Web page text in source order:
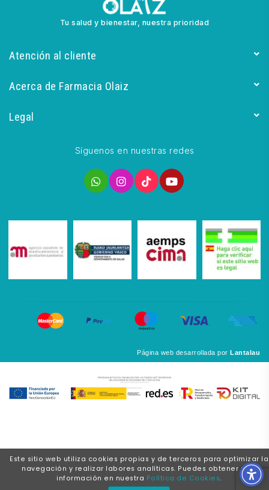
Tu salud y bienestar, nuestra prioridad
Atención al cliente
Acerca de Farmacia Olaiz
Legal
Síguenos en nuestras redes
Página web desarrollada por Lantalau
Este sitio web utiliza cookies propias y de terceros para optimizar la
navegación y realizar labores analíticas. Puedes obtener más
información en nuestra Política de Cookies.